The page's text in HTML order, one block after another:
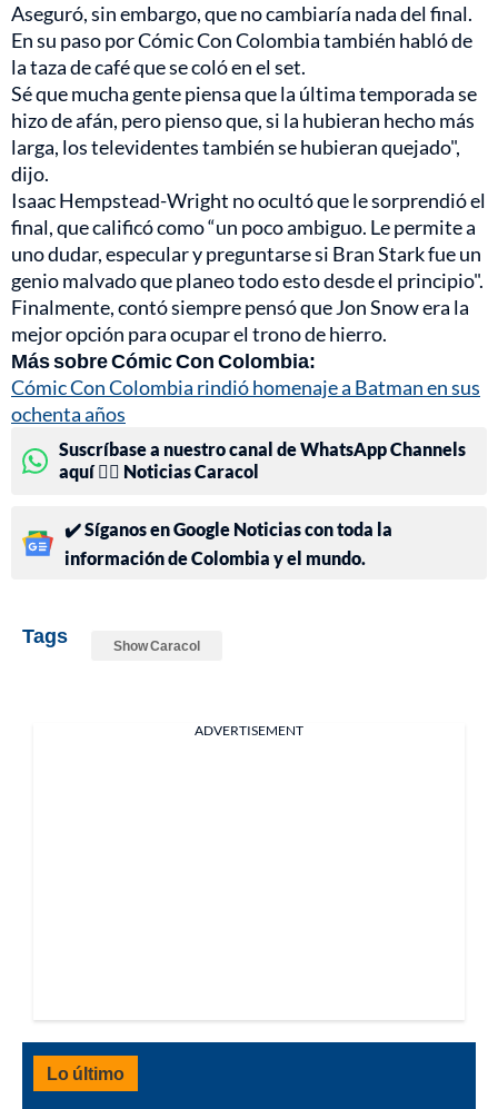
Aseguró, sin embargo, que no cambiaría nada del final.
En su paso por Cómic Con Colombia también habló de
la taza de café que se coló en el set.
Sé que mucha gente piensa que la última temporada se
hizo de afán, pero pienso que, si la hubieran hecho más
larga, los televidentes también se hubieran quejado",
dijo.
Isaac Hempstead-Wright no ocultó que le sorprendió el
final, que calificó como “un poco ambiguo. Le permite a
uno dudar, especular y preguntarse si Bran Stark fue un
genio malvado que planeo todo esto desde el principio".
Finalmente, contó siempre pensó que Jon Snow era la
mejor opción para ocupar el trono de hierro.
Más sobre Cómic Con Colombia:
Cómic Con Colombia rindió homenaje a Batman en sus
ochenta años
Suscríbase a nuestro canal de WhatsApp Channels
aquí 👉🏻 Noticias Caracol
✔️ Síganos en Google Noticias con toda la
información de Colombia y el mundo.
Tags Show Caracol
ADVERTISEMENT
Lo último